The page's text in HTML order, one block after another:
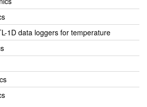
Products
Accumulators
1D data loggers for temperature